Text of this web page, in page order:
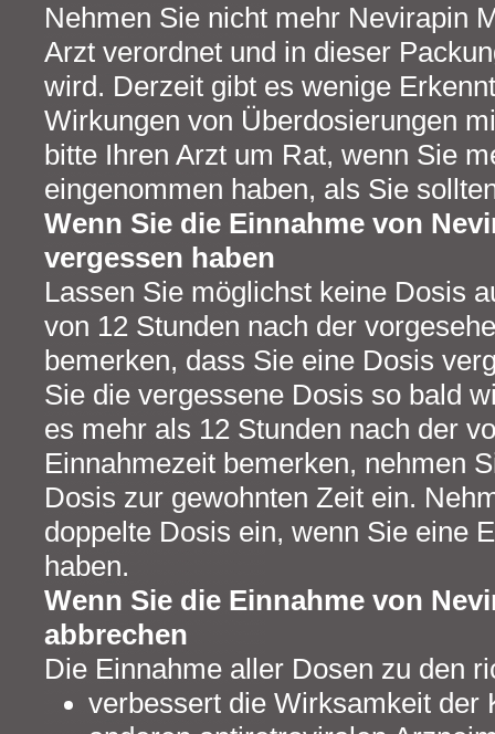
Nehmen Sie nicht mehr Nevirapin
Arzt verordnet und in dieser
wird. Derzeit gibt es wenige
Wirkungen von Überdosierungen
bitte Ihren Arzt um Rat, wenn Sie
eingenommen haben, als Sie
Wenn Sie die Einnahme von
vergessen haben
Lassen Sie möglichst keine Dosis
von 12 Stunden nach der
bemerken, dass Sie eine Dosis
Sie die vergessene Dosis so bald
es mehr als 12 Stunden nach der
Einnahmezeit bemerken, nehmen
Dosis zur gewohnten Zeit ein.
doppelte Dosis ein, wenn Sie eine
haben.
Wenn Sie die Einnahme von
abbrechen
Die Einnahme aller Dosen zu den
verbessert die Wirksamkeit der